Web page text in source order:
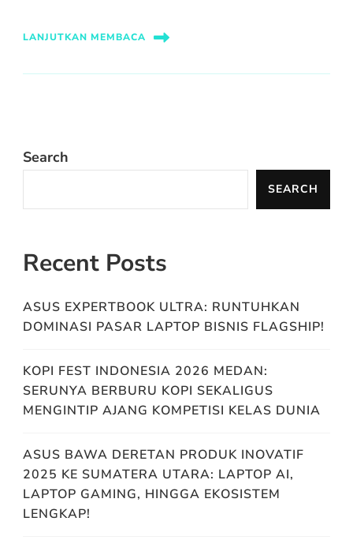
LANJUTKAN MEMBACA
Search
SEARCH
Recent Posts
ASUS EXPERTBOOK ULTRA: RUNTUHKAN
DOMINASI PASAR LAPTOP BISNIS FLAGSHIP!
KOPI FEST INDONESIA 2026 MEDAN:
SERUNYA BERBURU KOPI SEKALIGUS
MENGINTIP AJANG KOMPETISI KELAS DUNIA
ASUS BAWA DERETAN PRODUK INOVATIF
2025 KE SUMATERA UTARA: LAPTOP AI,
LAPTOP GAMING, HINGGA EKOSISTEM
LENGKAP!